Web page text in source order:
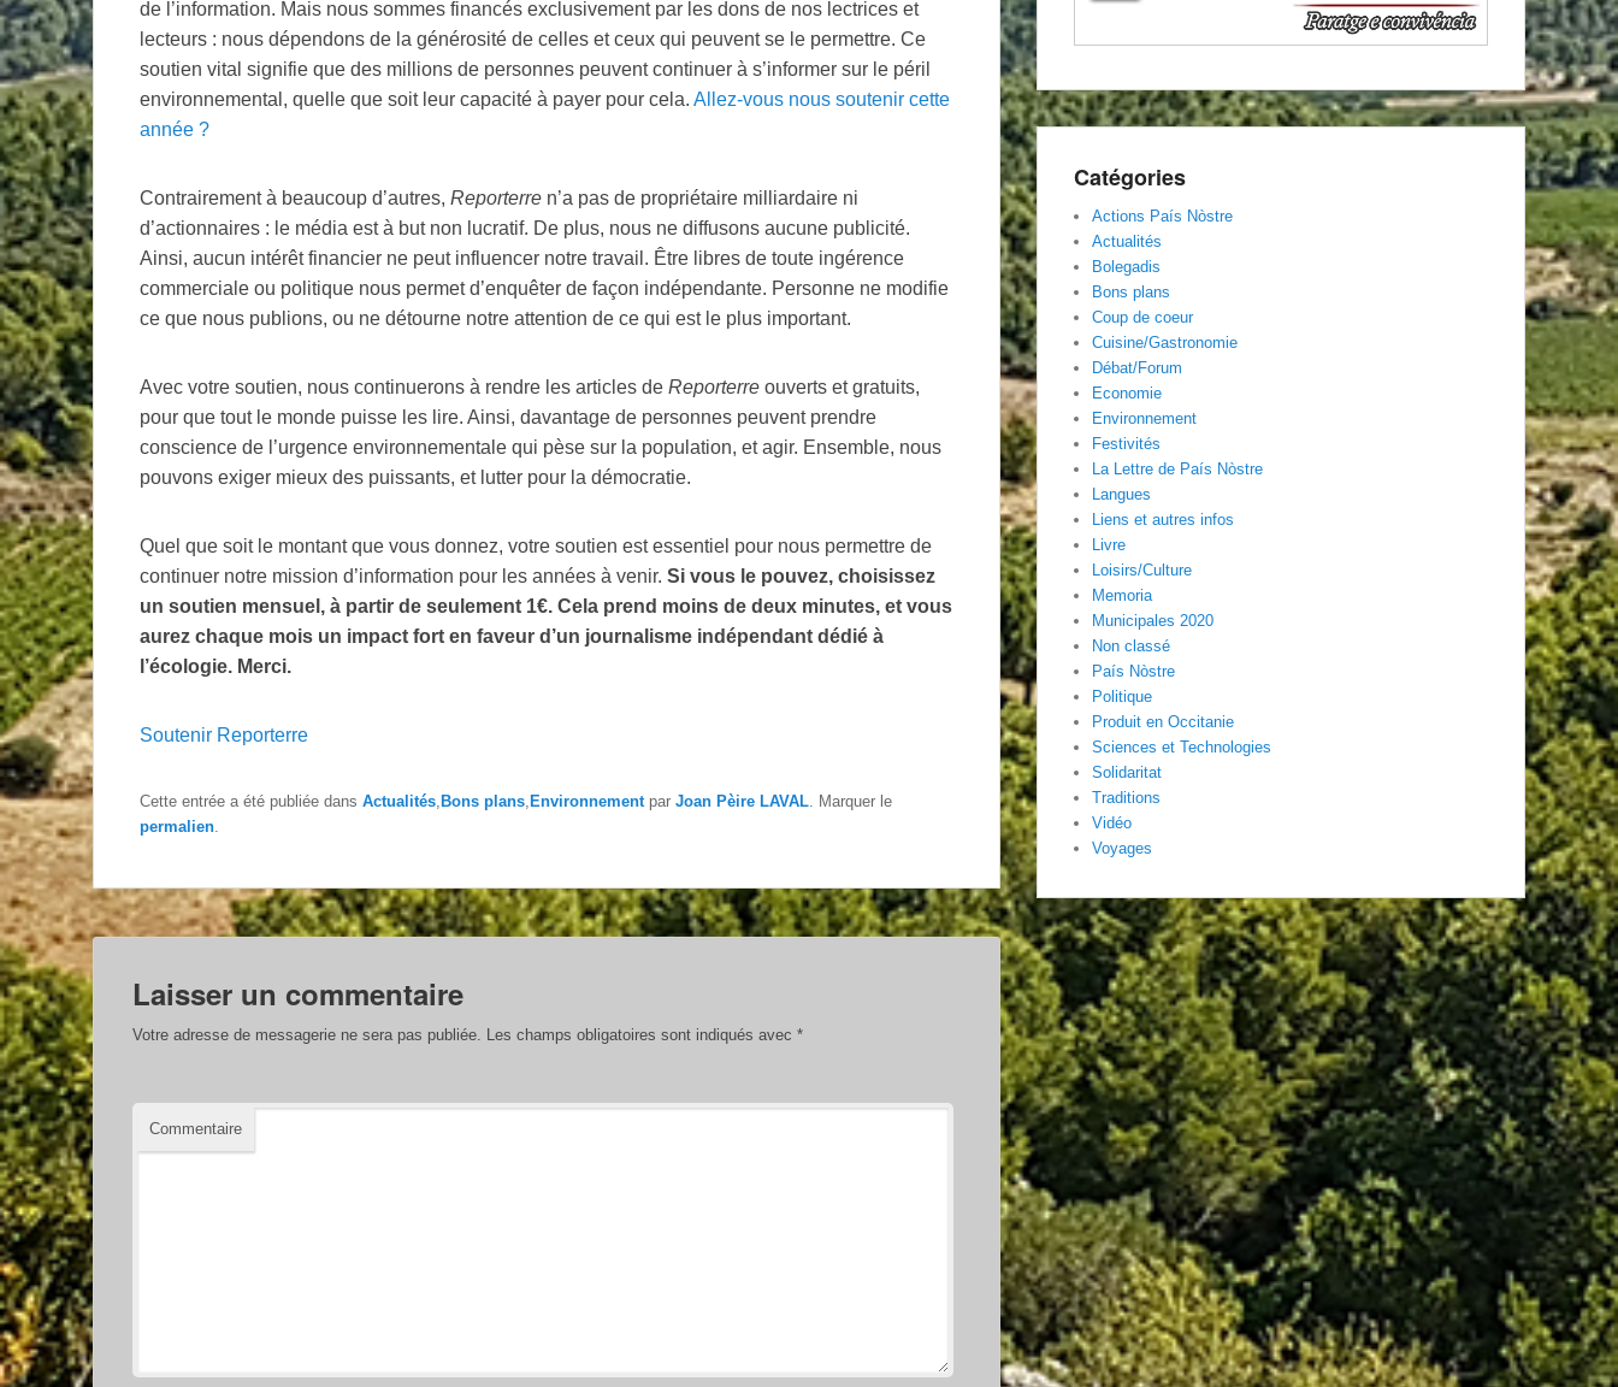
de l’information. Mais nous sommes financés exclusivement par les dons de nos lectrices et
lecteurs : nous dépendons de la générosité de celles et ceux qui peuvent se le permettre. Ce
soutien vital signifie que des millions de personnes peuvent continuer à s’informer sur le péril
environnemental, quelle que soit leur capacité à payer pour cela. Allez-vous nous soutenir cette
année ?
Contrairement à beaucoup d’autres, Reporterre n’a pas de propriétaire milliardaire ni
d’actionnaires : le média est à but non lucratif. De plus, nous ne diffusons aucune publicité.
Ainsi, aucun intérêt financier ne peut influencer notre travail. Être libres de toute ingérence
commerciale ou politique nous permet d’enquêter de façon indépendante. Personne ne modifie
ce que nous publions, ou ne détourne notre attention de ce qui est le plus important.
Avec votre soutien, nous continuerons à rendre les articles de Reporterre ouverts et gratuits,
pour que tout le monde puisse les lire. Ainsi, davantage de personnes peuvent prendre
conscience de l’urgence environnementale qui pèse sur la population, et agir. Ensemble, nous
pouvons exiger mieux des puissants, et lutter pour la démocratie.
Quel que soit le montant que vous donnez, votre soutien est essentiel pour nous permettre de
continuer notre mission d’information pour les années à venir. Si vous le pouvez, choisissez
un soutien mensuel, à partir de seulement 1€. Cela prend moins de deux minutes, et vous
aurez chaque mois un impact fort en faveur d’un journalisme indépendant dédié à
l’écologie. Merci.
Soutenir Reporterre
Cette entrée a été publiée dans Actualités Bons plans Environnement par Joan Pèire LAVAL . Marquer le
permalien
Laisser un commentaire
Votre adresse de messagerie ne sera pas publiée. Les champs obligatoires sont indiqués avec *
Commentaire
Catégories
Actions País Nòstre
Actualités
Bolegadis
Bons plans
Coup de coeur
Cuisine/Gastronomie
Débat/Forum
Economie
Environnement
Festivités
La Lettre de País Nòstre
Langues
Liens et autres infos
Livre
Loisirs/Culture
Memoria
Municipales 2020
Non classé
País Nòstre
Politique
Produit en Occitanie
Sciences et Technologies
Solidaritat
Traditions
Vidéo
Voyages